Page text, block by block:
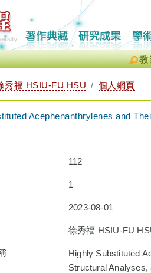
教
秀福 HSIU-FU HSU 個人網頁
Acephenanthrylenes and
112
1
2023-08-01
徐秀福 HSIU-FU
Highly Substituted
Structural Analyses,